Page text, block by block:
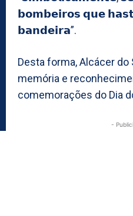
𝗯𝗼𝗺𝗯𝗲𝗶𝗿𝗼𝘀 𝗾𝘂𝗲
𝗯𝗮𝗻𝗱𝗲𝗶𝗿𝗮”.
Desta forma, Alcácer do
memória e
comemorações do Dia
-